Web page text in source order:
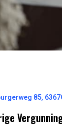
85,